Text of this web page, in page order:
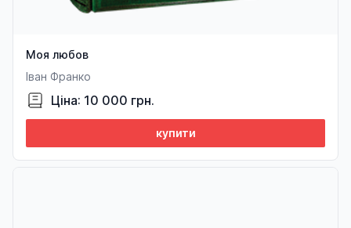
Моя любов
Іван Франко
Ціна: 10 000 грн.
купити